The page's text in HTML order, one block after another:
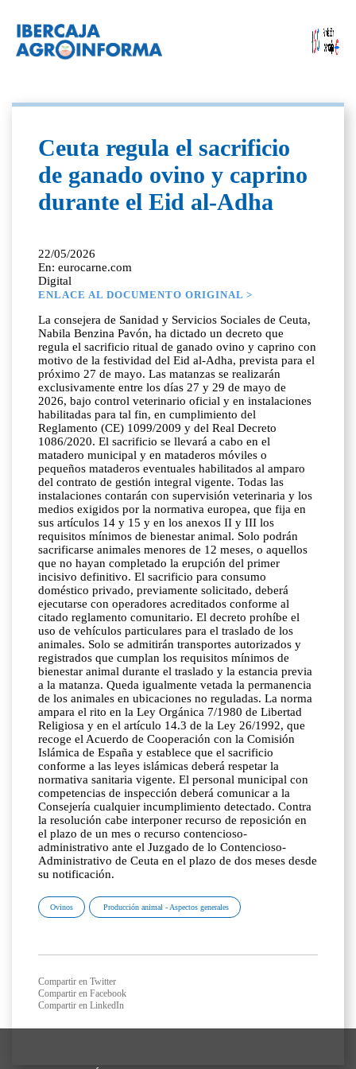
Ceuta regula el sacrificio
de ganado ovino y caprino
durante el Eid al-Adha
22/05/2026
En: eurocarne.com
Digital
ENLACE AL DOCUMENTO ORIGINAL >
La consejera de Sanidad y Servicios Sociales de Ceuta,
Nabila Benzina Pavón, ha dictado un decreto que
regula el sacrificio ritual de ganado ovino y caprino con
motivo de la festividad del Eid al-Adha, prevista para el
próximo 27 de mayo. Las matanzas se realizarán
exclusivamente entre los días 27 y 29 de mayo de
2026, bajo control veterinario oficial y en instalaciones
habilitadas para tal fin, en cumplimiento del
Reglamento (CE) 1099/2009 y del Real Decreto
1086/2020. El sacrificio se llevará a cabo en el
matadero municipal y en mataderos móviles o
pequeños mataderos eventuales habilitados al amparo
del contrato de gestión integral vigente. Todas las
instalaciones contarán con supervisión veterinaria y los
medios exigidos por la normativa europea, que fija en
sus artículos 14 y 15 y en los anexos II y III los
requisitos mínimos de bienestar animal. Solo podrán
sacrificarse animales menores de 12 meses, o aquellos
que no hayan completado la erupción del primer
incisivo definitivo. El sacrificio para consumo
doméstico privado, previamente solicitado, deberá
ejecutarse con operadores acreditados conforme al
citado reglamento comunitario. El decreto prohíbe el
uso de vehículos particulares para el traslado de los
animales. Solo se admitirán transportes autorizados y
registrados que cumplan los requisitos mínimos de
bienestar animal durante el traslado y la estancia previa
a la matanza. Queda igualmente vetada la permanencia
de los animales en ubicaciones no reguladas. La norma
ampara el rito en la Ley Orgánica 7/1980 de Libertad
Religiosa y en el artículo 14.3 de la Ley 26/1992, que
recoge el Acuerdo de Cooperación con la Comisión
Islámica de España y establece que el sacrificio
conforme a las leyes islámicas deberá respetar la
normativa sanitaria vigente. El personal municipal con
competencias de inspección deberá comunicar a la
Consejería cualquier incumplimiento detectado. Contra
la resolución cabe interponer recurso de reposición en
el plazo de un mes o recurso contencioso-
administrativo ante el Juzgado de lo Contencioso-
Administrativo de Ceuta en el plazo de dos meses desde
su notificación.
Ovinos Producción animal - Aspectos generales
Compartir en Twitter
Compartir en Facebook
Compartir en LinkedIn